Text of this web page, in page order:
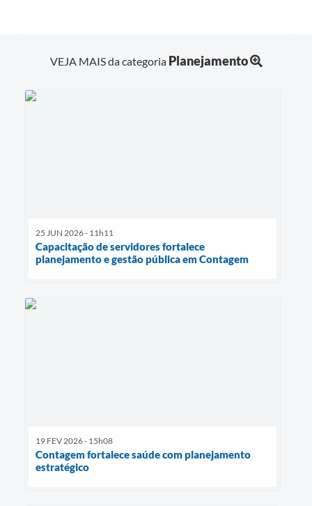
VEJA MAIS da categoria Planejamento
25 JUN 2026 - 11h11
Capacitação de servidores fortalece
planejamento e gestão pública em Contagem
19 FEV 2026 - 15h08
Contagem fortalece saúde com planejamento
estratégico